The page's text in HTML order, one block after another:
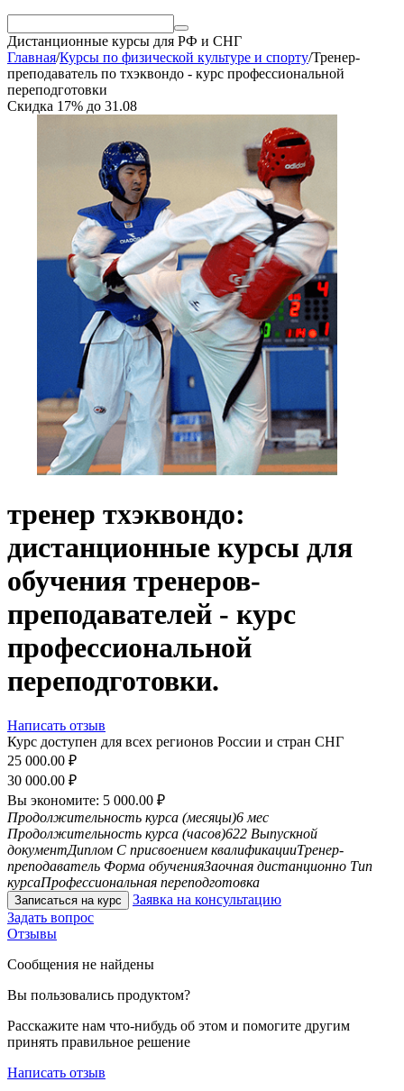
Дистанционные курсы для РФ и СНГ
Главная/Курсы по физической культуре и спорту/Тренер-
преподаватель по тхэквондо - курс профессиональной
переподготовки
Скидка 17% до 31.08
тренер тхэквондо:
дистанционные курсы для
обучения тренеров-
преподавателей - курс
профессиональной
переподготовки.
Написать отзыв
Курс доступен для всех регионов России и стран СНГ
25 000.00 ₽
30 000.00 ₽
Вы экономите: 5 000.00 ₽
Продолжительность курса (месяцы)6 мес
Продолжительность курса (часов)622 Выпускной
документДиплом С присвоением квалификацииТренер-
преподаватель Форма обученияЗаочная дистанционно Тип
курсаПрофессиональная переподготовка
Записаться на курс
Заявка на консультацию
Задать вопрос
Отзывы
Сообщения не найдены
Вы пользовались продуктом?
Расскажите нам что-нибудь об этом и помогите другим
принять правильное решение
Написать отзыв